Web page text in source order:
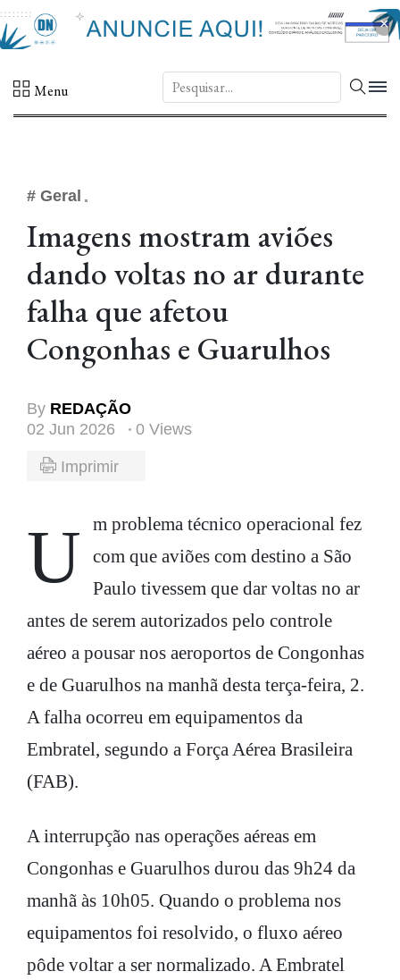
×
Menu DN.
# Geral
Imagens mostram aviões
dando voltas no ar durante
falha que afetou
Congonhas e Guarulhos
By REDAÇÃO
02 Jun 2026
0 Views
Imprimir
Um problema técnico operacional fez
com que aviões com destino a São
Paulo tivessem que dar voltas no ar
antes de serem autorizados pelo controle
aéreo a pousar nos aeroportos de Congonhas
e de Guarulhos na manhã desta terça-feira, 2.
A falha ocorreu em equipamentos da
Embratel, segundo a Força Aérea Brasileira
(FAB).
A interrupção nas operações aéreas em
Congonhas e Guarulhos durou das 9h24 da
manhã às 10h05. Quando o problema nos
equipamentos foi resolvido, o fluxo aéreo
pôde voltar a ser normalizado. A Embratel